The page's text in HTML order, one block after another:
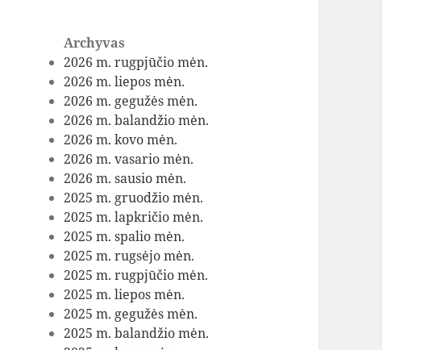
Archyvas
2026 m. rugpjūčio mėn.
2026 m. liepos mėn.
2026 m. gegužės mėn.
2026 m. balandžio mėn.
2026 m. kovo mėn.
2026 m. vasario mėn.
2026 m. sausio mėn.
2025 m. gruodžio mėn.
2025 m. lapkričio mėn.
2025 m. spalio mėn.
2025 m. rugsėjo mėn.
2025 m. rugpjūčio mėn.
2025 m. liepos mėn.
2025 m. gegužės mėn.
2025 m. balandžio mėn.